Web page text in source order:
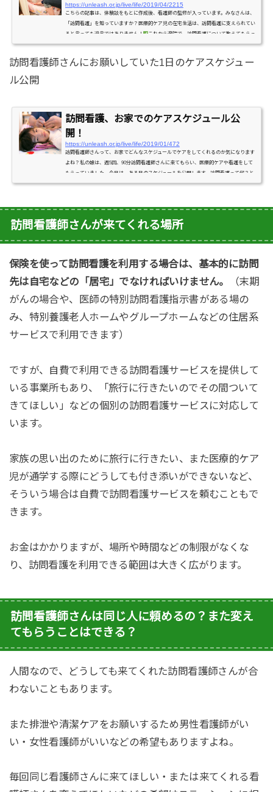
https://unleash.or.jp/live/life/2019/04/2215
こちらの記事は、体験談をもとに作成後、看護師の監修が入っています。みなさんは、
「訪問看護」を知っていますか？医療的ケア児の在宅生活は、訪問看護に支えられてい
ると言っても過言ではありません！
これから退院で、訪問看護について教えてもらっ
たけど、イメージがつかめない
訪問看護さんにはどんなことをお願いしたらいいの？
師さんがおうちで何をしてくれるのか、具体的にお伝えします。退院して新たに困った
訪問看護師さんにお願いしていた1日のケアスケジュー
ル公開
訪問看護、お家でのケアスケジュール公
開！
https://unleash.or.jp/live/life/2019/01/472
訪問看護師さんって、お家でどんなスケジュールでケアをしてくれるのか気になります
よね？私の娘は、週5回、90分訪問看護師さんに来てもらい、医療的ケアや看護をして
もらっていました。今日は、ある日のスケジュールを公開します。訪問看護って何？と
いう方は以下の記事をどうぞ！ある日の、訪問看護によるケアのスケジュール15:30-ス
訪問看護師さんが来てくれる場所
保険を使って訪問看護を利用する場合は、基本的に訪問
先は自宅などの「居宅」でなければいけません。
（末期
がんの場合や、医師の特別訪問看護指示書がある場の
み、特別養護老人ホームやグループホームなどの住居系
サービスで利用できます）
ですが、自費で利用できる訪問看護サービスを提供して
いる事業所もあり、「旅行に行きたいのでその間ついて
きてほしい」などの個別の訪問看護サービスに対応して
います。
家族の思い出のために旅行に行きたい、また医療的ケア
児が通学する際にどうしても付き添いができないなど、
そういう場合は自費で訪問看護サービスを頼むこともで
きます。
お金はかかりますが、場所や時間などの制限がなくな
り、訪問看護を利用できる範囲は大きく広がります。
訪問看護師さんは同じ人に頼めるの？また変え
てもらうことはできる？
人間なので、どうしても来てくれた訪問看護師さんが合
わないこともあります。
また排泄や清潔ケアをお願いするため男性看護師がい
い・女性看護師がいいなどの希望もありますよね。
毎回同じ看護師さんに来てほしい・または来てくれる看